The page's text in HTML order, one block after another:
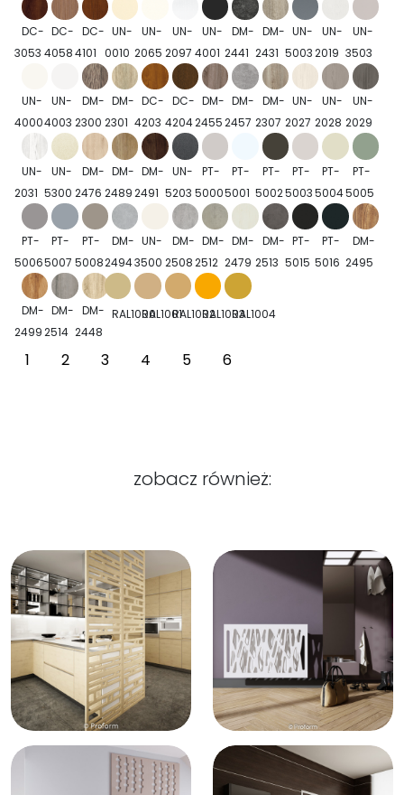
DC-
3053
DC-
4058
DC-
4101
UN-
0010
UN-
2065
UN-
2097
UN-
4001
DM-
2441
DM-
2431
UN-
5003
UN-
2019
UN-
3503
UN-
4000
UN-
4003
DM-
2300
DM-
2301
DC-
4203
DC-
4204
DM-
2455
DM-
2457
DM-
2307
UN-
2027
UN-
2028
UN-
2029
UN-
2031
UN-
5300
DM-
2476
DM-
2489
DM-
2491
UN-
5203
PT-
5000
PT-
5001
PT-
5002
PT-
5003
PT-
5004
PT-
5005
PT-
5006
PT-
5007
PT-
5008
DM-
2494
UN-
3500
DM-
2508
DM-
2512
DM-
2479
DM-
2513
PT-
5015
PT-
5016
DM-
2495
DM-
2499
DM-
2514
DM-
2448
RAL1000RAL1001RAL1002RAL1003RAL1004
1 2 3 4 5 6
zobacz również: